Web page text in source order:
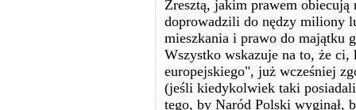
Zresztą, jakim prawem
doprowadzili do nędzy miliony
mieszkania i prawo do majątku
Wszystko wskazuje na to, że
europejskiego", już wcześniej
(jeśli kiedykolwiek taki
tego, by Naród Polski wyginął,